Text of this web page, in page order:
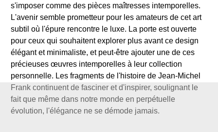
s'imposer comme des pièces maîtresses intemporelles.
L'avenir semble prometteur pour les amateurs de cet art
subtil où l'épure rencontre le luxe. La porte est ouverte
pour ceux qui souhaitent explorer plus avant ce design
élégant et minimaliste, et peut-être ajouter une de ces
précieuses œuvres intemporelles à leur collection
personnelle. Les fragments de l'histoire de Jean-Michel
Frank continuent de fasciner et d'inspirer, soulignant le
fait que même dans notre monde en perpétuelle
évolution, l'élégance ne se démode jamais.